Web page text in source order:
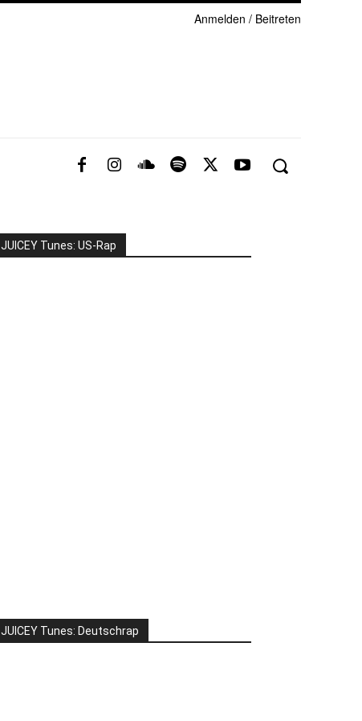
Anmelden / Beitreten
JUICEY Tunes: US-Rap
JUICEY Tunes: Deutschrap